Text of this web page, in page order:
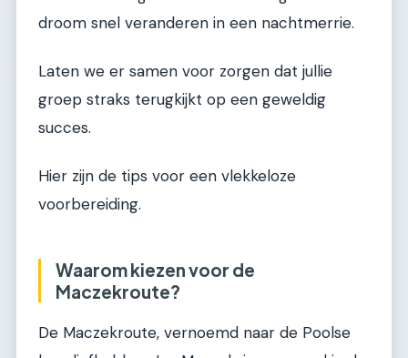
droom snel veranderen in een nachtmerrie.
Laten we er samen voor zorgen dat jullie
groep straks terugkijkt op een geweldig
succes.
Hier zijn de tips voor een vlekkeloze
voorbereiding.
Waarom kiezen voor de
Maczekroute?
De Maczekroute, vernoemd naar de Poolse